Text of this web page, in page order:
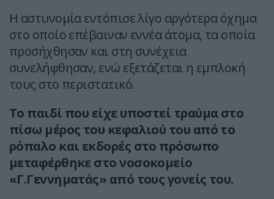
Η αστυνομία εντόπισε λίγο αργότερα όχημα
στο οποίο επέβαιναν εννέα άτομα, τα οποία
προσήχθησαν και στη συνέχεια
συνελήφθησαν, ενώ εξετάζεται η εμπλοκή
τους στο περιστατικό.
Το παιδί που είχε υποστεί τραύμα στο
πίσω μέρος του κεφαλιού του από το
ρόπαλο και εκδορές στο πρόσωπο
μεταφέρθηκε στο νοσοκομείο
«Γ.Γεννηματάς» από τους γονείς του.